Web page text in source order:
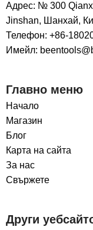
Адрес: № 300
Jinshan, Шанхай,
Телефон: +86-
Имейл:
Главно меню
Начало
Магазин
Блог
Карта на сайта
За нас
Свържете
Други